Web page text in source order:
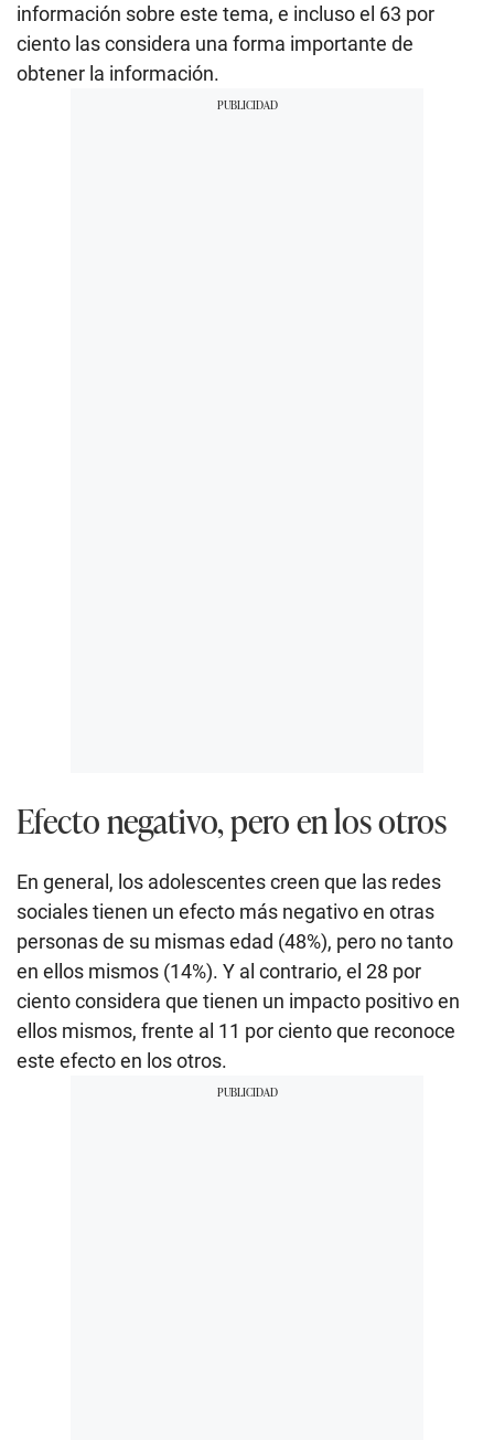
información sobre este tema, e incluso el 63 por
ciento las considera una forma importante de
obtener la información.
Efecto negativo, pero en los otros
En general, los adolescentes creen que las redes
sociales tienen un efecto más negativo en otras
personas de su mismas edad (48%), pero no tanto
en ellos mismos (14%). Y al contrario, el 28 por
ciento considera que tienen un impacto positivo en
ellos mismos, frente al 11 por ciento que reconoce
este efecto en los otros.